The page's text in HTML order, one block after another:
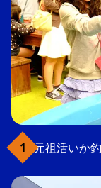
元祖活いか